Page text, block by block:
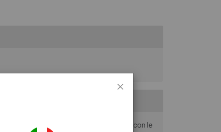
anteriore integrato, compatibile con le